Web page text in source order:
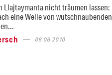
Llajtaymanta nicht träumen lassen:
eine Welle von wutschnaubenden
08.06.2010